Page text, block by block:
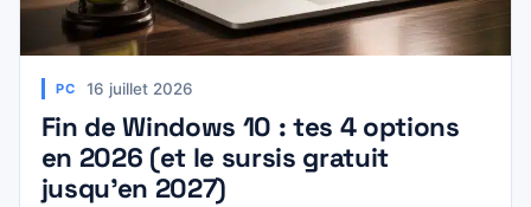
PC 16 juillet 2026
Fin de Windows 10 : tes 4 options
en 2026 (et le sursis gratuit
jusqu’en 2027)